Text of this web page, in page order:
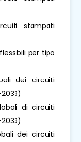
stampati
per tipo
dei circuiti
di circuiti
dei circuiti